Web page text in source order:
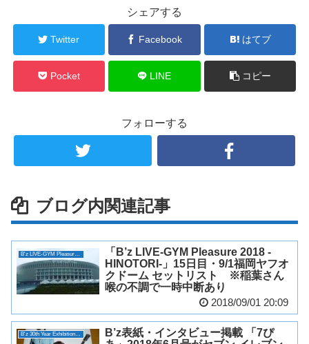
シェアする
Twitter Facebook はてブ
Pocket LINE コピー
フォローする
ブログ内関連記事
「B’z LIVE-GYM Pleasure 2018 -
HINOTORI-」15日目・9/1福岡ヤフオ
クドーム セットリスト ※稲葉さん
喉の不調で一時中断あり
2018/09/01 20:09
B'z 30th Year Exhibition “SCENES”
B’z表紙・インタビュー掲載 「7ぴ